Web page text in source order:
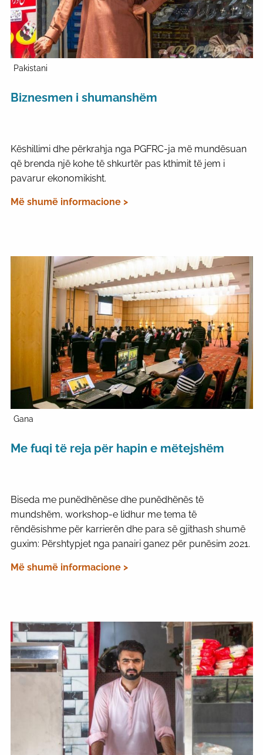
Pakistani
Biznesmen i shumanshëm
Këshillimi dhe përkrahja nga PGFRC-ja më mundësuan
që brenda një kohe të shkurtër pas kthimit të jem i
pavarur ekonomikisht.
Më shumë informacione >
Gana
Me fuqi të reja për hapin e mëtejshëm
Biseda me punëdhënëse dhe punëdhënës të
mundshëm, workshop-e lidhur me tema të
rëndësishme për karrierën dhe para së gjithash shumë
guxim: Përshtypjet nga panairi ganez për punësim 2021.
Më shumë informacione >